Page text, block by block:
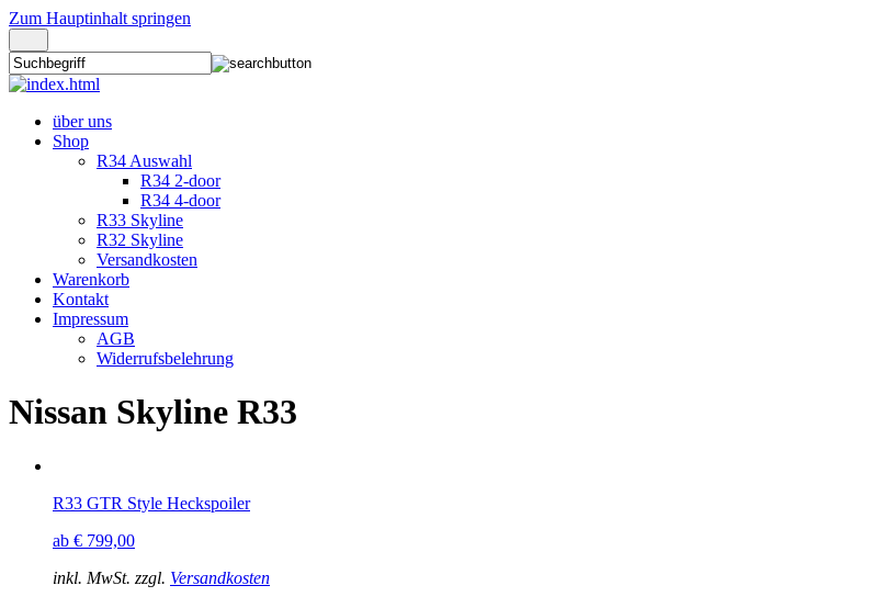
Zum Hauptinhalt springen
über uns
Shop
R34 Auswahl
R34 2-door
R34 4-door
R33 Skyline
R32 Skyline
Versandkosten
Warenkorb
Kontakt
Impressum
AGB
Widerrufsbelehrung
Nissan Skyline R33
R33 GTR Style Heckspoiler
ab € 799,00
inkl. MwSt. zzgl. Versandkosten